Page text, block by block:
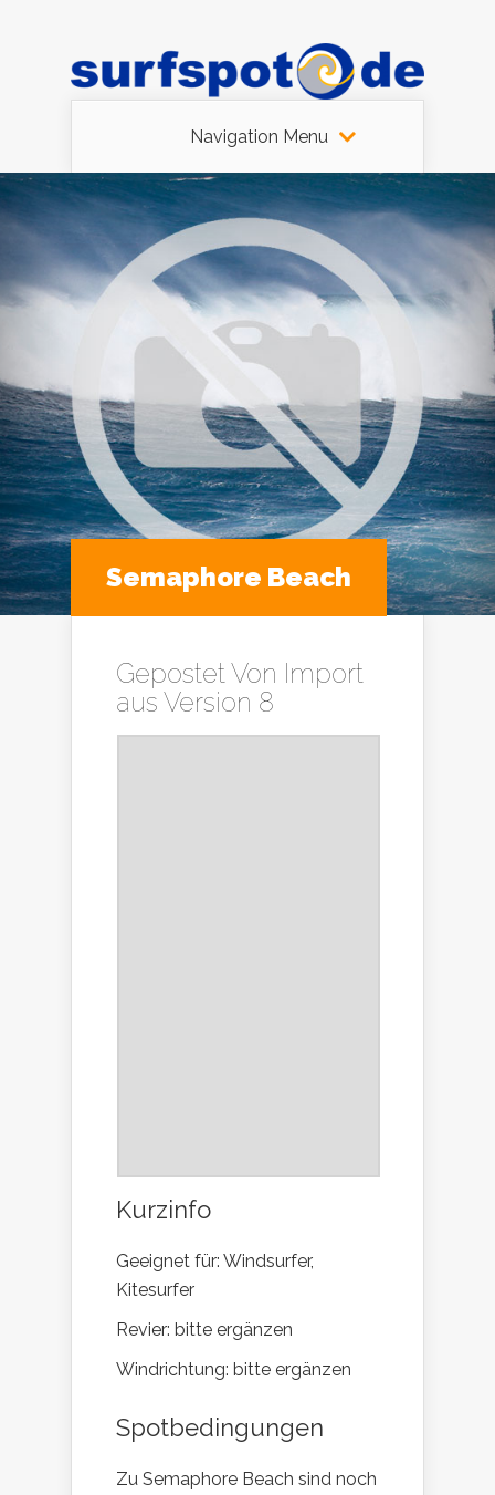
Navigation Menu
Semaphore Beach
Gepostet Von Import
aus Version 8
Kurzinfo
Geeignet für: Windsurfer,
Kitesurfer
Revier: bitte ergänzen
Windrichtung: bitte ergänzen
Spotbedingungen
Zu Semaphore Beach sind noch